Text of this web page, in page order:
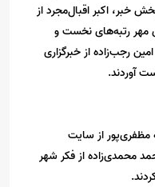
خبر، اکبر اقبال‌مجرد از
مهر رتبه‌های نخست و
رجب‌زاده از خبرگزاری
آوردند.
از سایت
محمدی‌زاده از فکر شهر